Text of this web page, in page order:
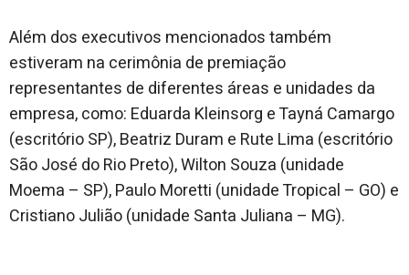
Além dos executivos mencionados também
estiveram na cerimônia de premiação
representantes de diferentes áreas e unidades da
empresa, como: Eduarda Kleinsorg e Tayná Camargo
(escritório SP), Beatriz Duram e Rute Lima (escritório
São José do Rio Preto), Wilton Souza (unidade
Moema – SP), Paulo Moretti (unidade Tropical – GO) e
Cristiano Julião (unidade Santa Juliana – MG).